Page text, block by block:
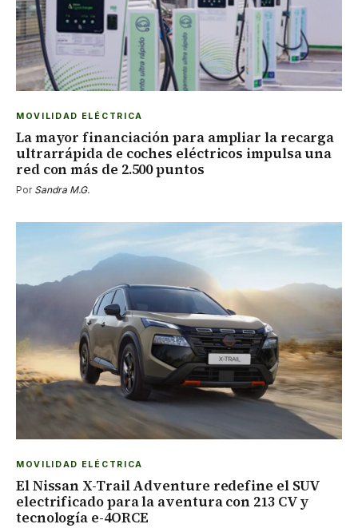
MOVILIDAD ELÉCTRICA
La mayor financiación para ampliar la recarga
ultrarrápida de coches eléctricos impulsa una
red con más de 2.500 puntos
Por Sandra M.G.
MOVILIDAD ELÉCTRICA
El Nissan X-Trail Adventure redefine el SUV
electrificado para la aventura con 213 CV y
tecnología e-4ORCE